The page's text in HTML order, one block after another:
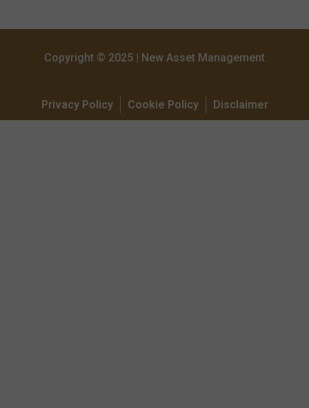
Copyright © 2025 | New Asset Management
Privacy Policy Cookie Policy Disclaimer